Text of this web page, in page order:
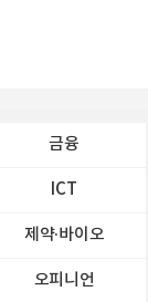
금융
ICT
제약∙바이오
오피니언